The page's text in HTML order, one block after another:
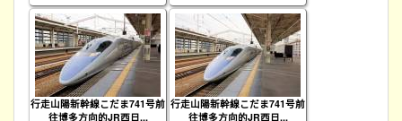
行走山陽新幹線こだま741号前
往博多方向的JR西日...
行走山陽新幹線こだま741号前
往博多方向的JR西日...